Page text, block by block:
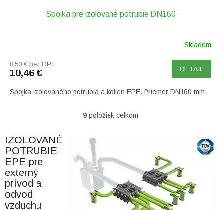
Spojka pre izolované potrubie DN160
Skladom
8,50 € bez DPH
10,46 € DETAIL
Spojka izolovaného potrubia a kolien EPE. Priemer DN160 mm.
O
d
i
e
9 položiek celkom
IZOLOVANÉ
POTRUBIE
EPE pre
externý
prívod a
odvod
vzduchu